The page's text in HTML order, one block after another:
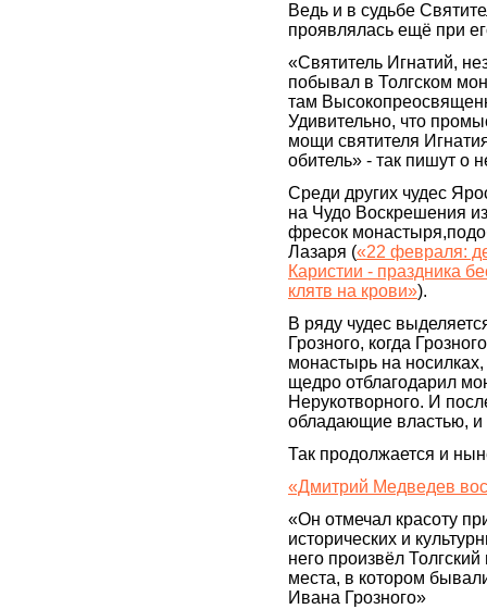
Ведь и в судьбе
проявлялась ещё при
«Святитель Игнатий,
побывал в Толгском
там
Удивительно, что
мощи святителя
обитель» - так пишут о
Среди других чудес
на Чудо Воскрешения
фресок
Лазаря («22 февраля:
Каристии - праздника
клятв на крови»).
В ряду чудес
Грозного, когда
монастырь на
щедро отблагодарил
Нерукотворного. И
обладающие властью, и
Так продолжается и
«Дмитрий Медведев
«Он отмечал красоту
исторических и
него произвёл
места, в котором
Ивана Грозного»